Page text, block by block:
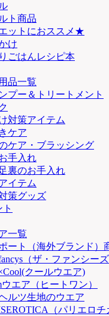
ト商品
ットにおススメ★
け
ごはんレシピ本
品一覧
プー＆トリートメント
対策アイテム
ケア
ケア・ブラッシング
手入れ
裏のお手入れ
イテム
策グッズ
一覧
ート（海外ブランド）
（ザ・ファンシー
クールウエア)
ウエア（ヒートワン）
ルツ生地のウエア
（パリエロチ